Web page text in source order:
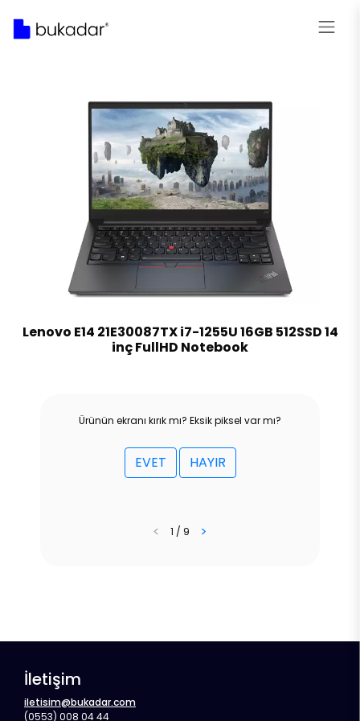
Lenovo E14 21E30087TX i7-1255U 16GB 512SSD 14
inç FullHD Notebook
Ürünün ekranı kırık mı? Eksik piksel var mı?
EVET HAYIR
< 1 / 9 >
İletişim
iletisim@bukadar.com
(0553) 008 04 44